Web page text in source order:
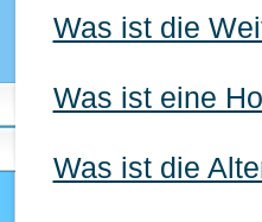
Was ist die
Was ist eine
Was ist die